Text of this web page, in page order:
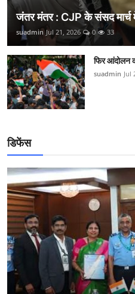
जंतर मंतर : CJP के संसद मार्च
suadmin Jul 21, 2026 0 33
फिर आंदोलन
suadmin Jul
डिफेंस